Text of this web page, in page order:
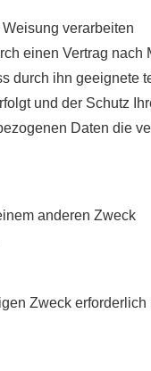
verarbeiten
einen Vertrag nach
durch ihn geeignete
und der Schutz
Daten die
anderen Zweck
Zweck erforderlich